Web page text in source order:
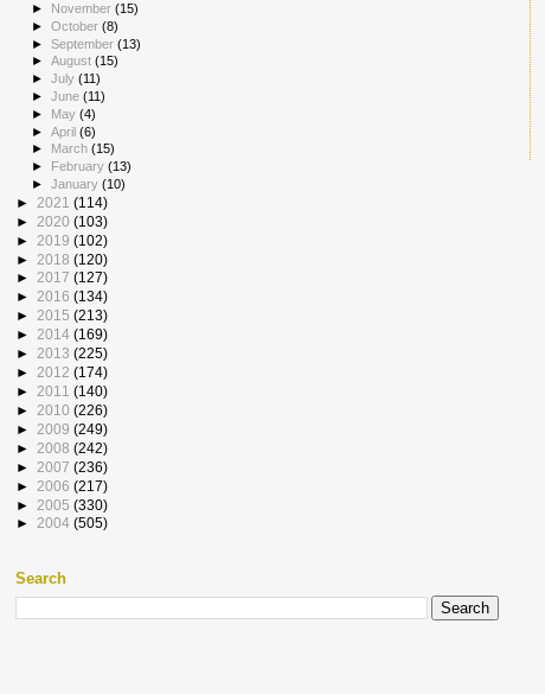
► November(15)
►October(8)
►September(13)
►August(15)
►July(11)
►June(11)
► May(4)
►April(6)
►
March(15)
► February(13)
►January(10)
► 2021 (114)
► 2020 (103)
► 2019 (102)
► 2018 (120)
► 2017 (127)
► 2016 (134)
► 2015 (213)
► 2014 (169)
► 2013 (225)
► 2012 (174)
► 2011 (140)
► 2010 (226)
► 2009 (249)
► 2008 (242)
► 2007 (236)
► 2006 (217)
► 2005 (330)
► 2004 (505)
Search